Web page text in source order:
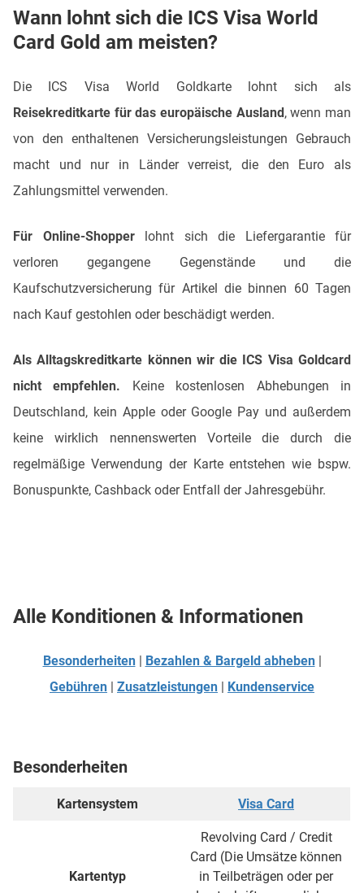
Wann lohnt sich die ICS Visa World
Card Gold am meisten?
Die ICS Visa World Goldkarte lohnt sich als
Reisekreditkarte für das europäische Ausland , wenn man
von den enthaltenen Versicherungsleistungen Gebrauch
macht und nur in Länder verreist, die den Euro als
Zahlungsmittel verwenden.
Für Online-Shopper
lohnt sich die Liefergarantie für
verloren gegangene Gegenstände und die
Kaufschutzversicherung für Artikel die binnen 60 Tagen
nach Kauf gestohlen oder beschädigt werden.
Als Alltagskreditkarte können wir die ICS Visa Goldcard
nicht empfehlen. Keine kostenlosen Abhebungen in
Deutschland, kein Apple oder Google Pay und außerdem
keine wirklich nennenswerten Vorteile die durch die
regelmäßige Verwendung der Karte entstehen wie bspw.
Bonuspunkte, Cashback oder Entfall der Jahresgebühr.
Alle Konditionen & Informationen
Besonderheiten| Bezahlen & Bargeld abheben|
Gebühren
Zusatzleistungen Kundenservice
Besonderheiten
Kartensystem Visa Card
Kartentyp
Revolving Card / Credit
Card (Die Umsätze können
in Teilbeträgen oder per